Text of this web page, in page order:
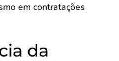
em contratações
da